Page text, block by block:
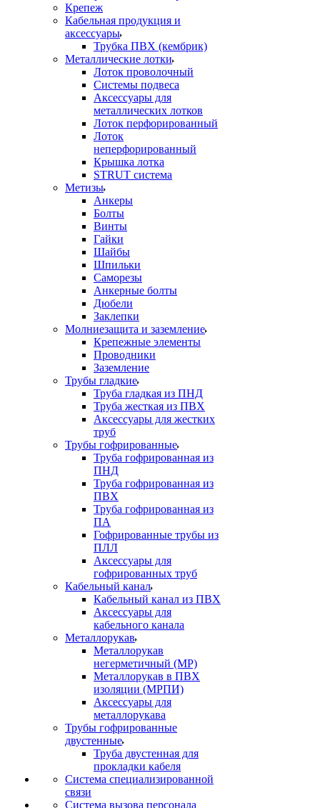
Крепеж
Кабельная продукция и
аксессуары
Трубка ПВХ (кембрик)
Металлические лотки
Лоток проволочный
Системы подвеса
Аксессуары для
металлических лотков
Лоток перфорированный
Лоток
неперфорированный
Крышка лотка
STRUT система
Метизы
Анкеры
Болты
Винты
Гайки
Шайбы
Шпильки
Саморезы
Анкерные болты
Дюбели
Заклепки
Молниезащита и заземление
Крепежные элементы
Проводники
Заземление
Трубы гладкие
Труба гладкая из ПНД
Труба жесткая из ПВХ
Аксессуары для жестких
труб
Трубы гофрированные
Труба гофрированная из
ПНД
Труба гофрированная из
ПВХ
Труба гофрированная из
ПА
Гофрированные трубы из
ПЛЛ
Аксессуары для
гофрированных труб
Кабельный канал
Кабельный канал из ПВХ
Аксессуары для
кабельного канала
Металлорукав
Металлорукав
негерметичный (МР)
Металлорукав в ПВХ
изоляции (МРПИ)
Аксессуары для
металлорукава
Трубы гофрированные
двустенные
Труба двустенная для
прокладки кабеля
Система специализированной
связи
Cистема вызова персонала